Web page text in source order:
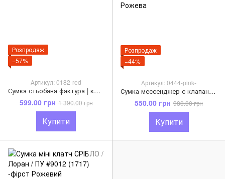
Розпродаж
−57%
Артикул: 0182-red
Сумка стьобана фактура | клатч Лоран 0182 Червоний
599.00 грн 1 390.00 грн
Купити
Розпродаж
−44%
Артикул: 0444-pink-
Сумка мессенджер с клапаном ланцюжок на плече з брелком А-0444 Рожева
550.00 грн 980.00 грн
Купити